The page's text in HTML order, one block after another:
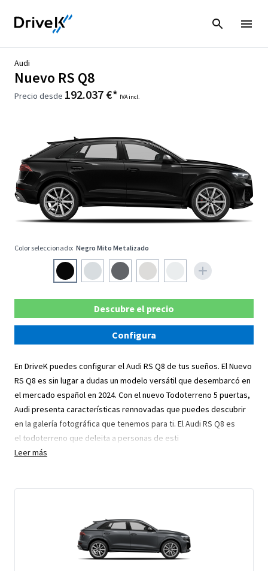
Audi
Nuevo RS Q8
Precio desde 192.037 €* IVA incl.
Color seleccionado: Negro Mito Metalizado
Descubre el precio
Configura
En DriveK puedes configurar el Audi RS Q8 de tus sueños. El Nuevo
RS Q8 es sin lugar a dudas un modelo versátil que desembarcó en
el mercado español en 2024. Con el nuevo Todoterreno 5 puertas,
Audi presenta características rennovadas que puedes descubrir
en la galería fotográfica que tenemos para ti. El Audi RS Q8 es
el todoterreno que deleita a personas de esti
Leer más